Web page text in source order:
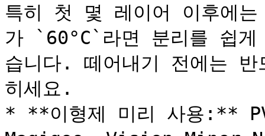
특히 첫 몇 레이어 이후에
가 `60°C`라면 분리를 쉽
습니다. 떼어내기 전에는
히세요.
* **이형제 미리 사용:**